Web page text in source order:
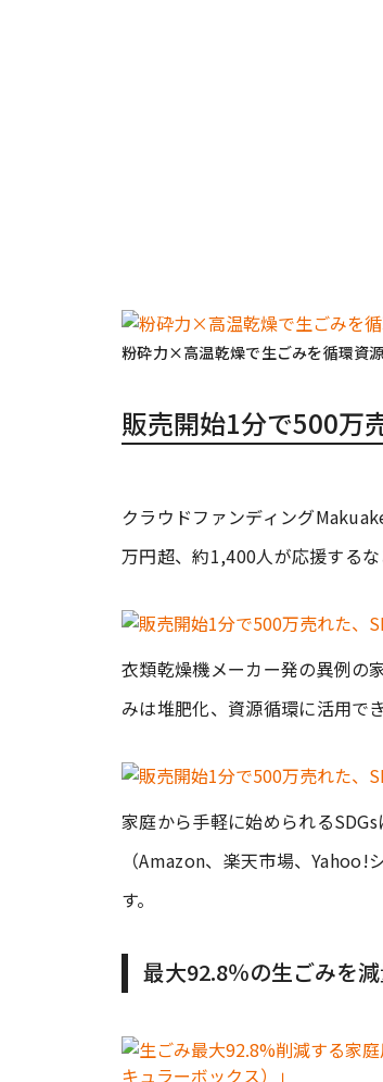
粉砕力×高温乾燥で生ごみを循環資源
販売開始1分で500万
クラウドファンディング
万円超、約1,400人が応援する
衣類乾燥機メーカー発の異例の
みは堆肥化、資源循環に活用で
家庭から手軽に始められる
（Amazon、楽天市場、Yahoo!
す。
最大92.8％の生ごみを